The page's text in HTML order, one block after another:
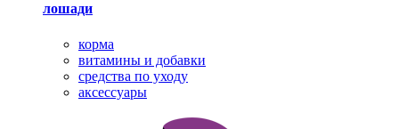
лошади
корма
витамины и добавки
средства по уходу
аксессуары